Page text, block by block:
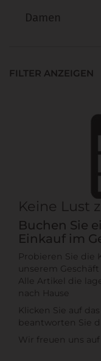
Damen
FILTER ANZEIGEN
Keine Lust
Buchen Sie
Einkauf im
Probieren Sie die
unserem Geschäft
Alle Artikel die
nach Hause
Klicken Sie auf
beantworten Sie
Wir freuen uns auf